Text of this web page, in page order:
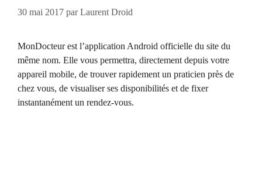
30 mai 2017 parLaurent Droid
MonDocteur est l’application Android officielle du site du
même nom. Elle vous permettra, directement depuis votre
appareil mobile, de trouver rapidement un praticien près de
chez vous, de visualiser ses disponibilités et de fixer
instantanément un rendez-vous.